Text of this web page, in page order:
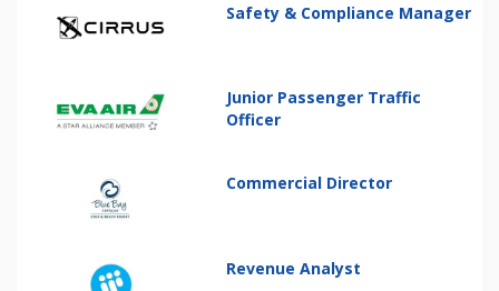
Safety & Compliance Manager
Junior Passenger Traffic
Officer
Commercial Director
Revenue Analyst